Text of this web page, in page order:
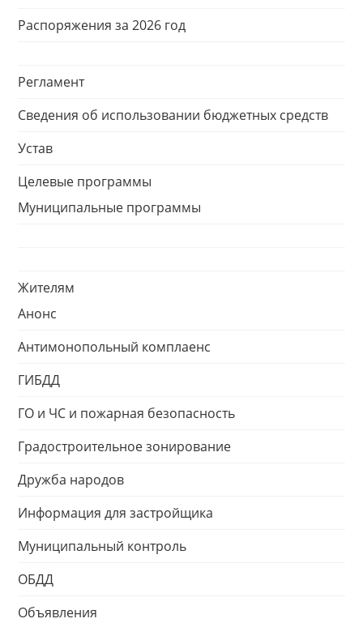
Распоряжения за 2026 год
Регламент
Сведения об использовании бюджетных средств
Устав
Целевые программы
Муниципальные программы
Жителям
Анонс
Антимонопольный комплаенс
ГИБДД
ГО и ЧС и пожарная безопасность
Градостроительное зонирование
Дружба народов
Информация для застройщика
Муниципальный контроль
ОБДД
Объявления